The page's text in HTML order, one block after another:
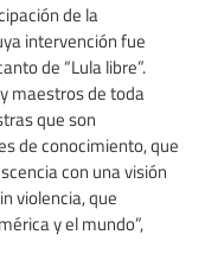
de la
intervención fue
de “Lula libre”.
maestros de toda
que son
de conocimiento, que
con una visión
violencia, que
y el mundo”,